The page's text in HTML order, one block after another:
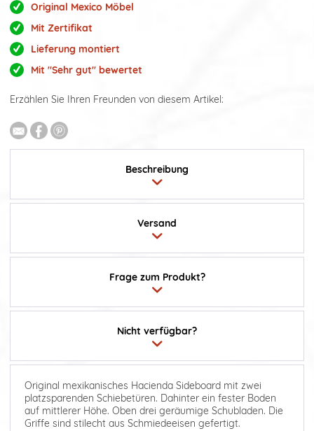
Original Mexico Möbel
Mit Zertifikat
Lieferung montiert
Mit "Sehr gut" bewertet
Erzählen Sie Ihren Freunden von diesem Artikel:
Beschreibung
Frage zum Produkt?
Versand
Nicht verfügbar?
Original mexikanisches Hacienda Sideboard mit zwei
platzsparenden Schiebetüren. Dahinter ein fester Boden
auf mittlerer Höhe. Oben drei geräumige Schubladen. Die
Griffe sind stilecht aus Schmiedeeisen gefertigt.